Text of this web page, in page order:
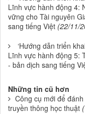
Lĩnh vực hành động 4:
vững cho Tài nguyên
sang tiếng Việt (22/11/
‘Hướng dẫn triển
Lĩnh vực hành động 5:
- bản dịch sang tiếng
Những tin cũ hơn
Công cụ mới để
truyền thông học thuật